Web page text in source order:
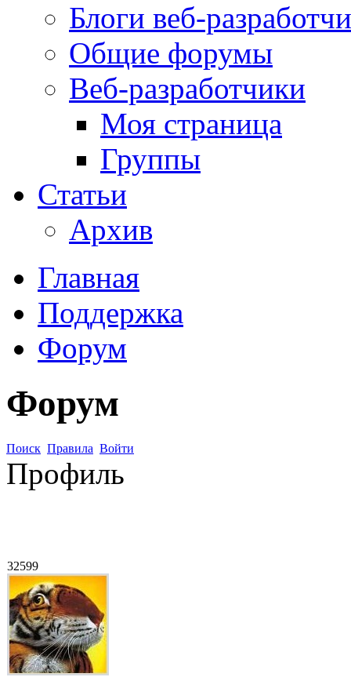
Блоги веб-
Общие форумы
Веб-разработчики
Моя страница
Группы
Статьи
Архив
Главная
Поддержка
Форум
Форум
Поиск Правила Войти
Профиль
32599